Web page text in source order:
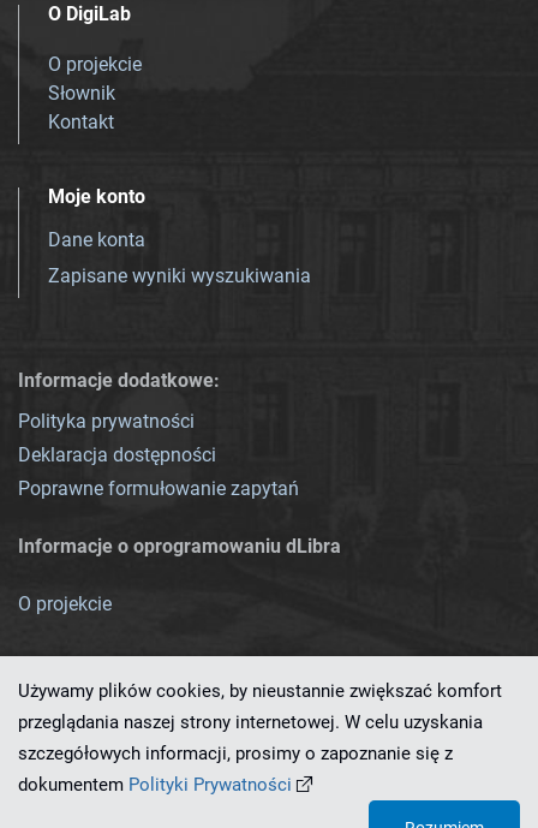
O DigiLab
O projekcie
Słownik
Kontakt
Moje konto
Dane konta
Zapisane wyniki wyszukiwania
Informacje dodatkowe:
Polityka prywatności
Deklaracja dostępności
Poprawne formułowanie zapytań
Informacje o oprogramowaniu dLibra
O projekcie
Ten serwis działa dzięki oprogramowaniu
Używamy plików cookies, by nieustannie zwiększać komfort
przeglądania naszej strony internetowej. W celu uzyskania
szczegółowych informacji, prosimy o zapoznanie się z
dokumentem Polityki Prywatności